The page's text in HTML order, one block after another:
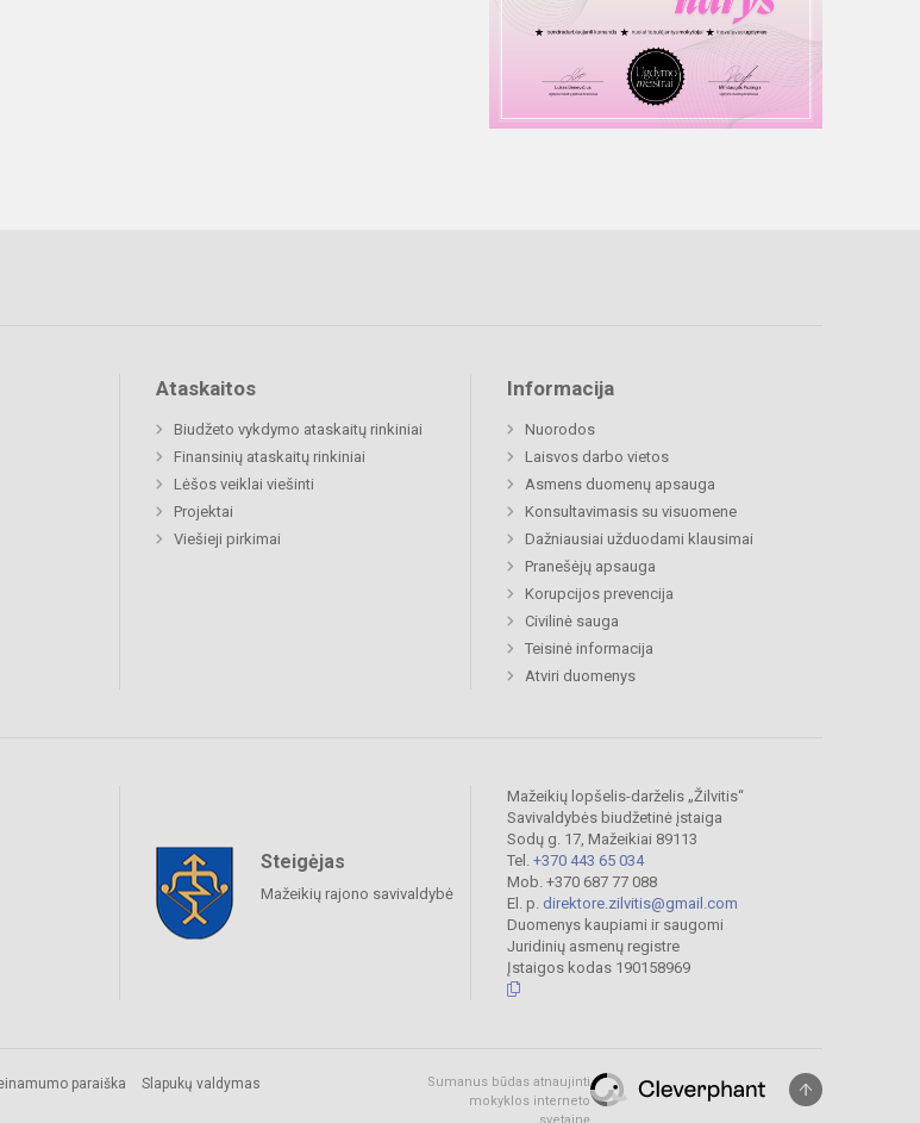
Ataskaitos
Biudžeto vykdymo ataskaitų rinkiniai
Finansinių ataskaitų rinkiniai
Lėšos veiklai viešinti
Projektai
Viešieji pirkimai
Informacija
Nuorodos
Laisvos darbo vietos
Asmens duomenų apsauga
Konsultavimasis su visuomene
Dažniausiai užduodami klausimai
Pranešėjų apsauga
Korupcijos prevencija
Civilinė sauga
Teisinė informacija
Atviri duomenys
Steigėjas
Mažeikių rajono savivaldybė
Mažeikių lopšelis-darželis „Žilvitis“
Savivaldybės biudžetinė įstaiga
Sodų g. 17, Mažeikiai 89113
Tel. +370 443 65 034
Mob. +370 687 77 088
El. p. direktore.zilvitis@gmail.com
Duomenys kaupiami ir saugomi
Juridinių asmenų registre
Įstaigos kodas 190158969
paraiška Slapukų valdymas
Sumanus būdas atnaujinti
mokyklos interneto